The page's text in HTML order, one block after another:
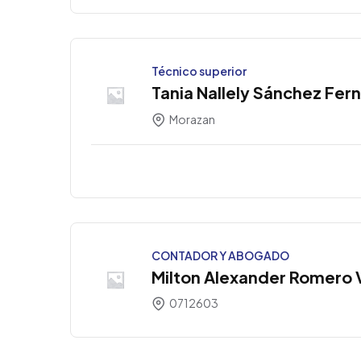
Técnico superior
Tania Nallely Sánchez
Morazan
CONTADOR Y ABOGADO
Milton Alexander Romero
0712603